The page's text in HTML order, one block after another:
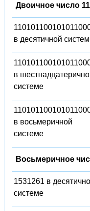
Двоичное число
в десятичной
в
системе
в восьмеричной
системе
Восьмеричное
1531261 в
системе